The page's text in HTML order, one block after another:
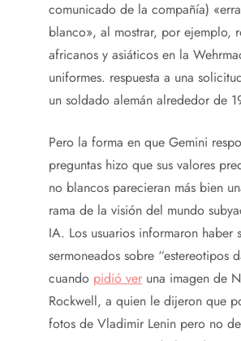
comunicado de la compañía)
blanco», al mostrar, por ejemplo,
africanos y asiáticos en la
uniformes. respuesta a una
un soldado alemán alrededor de
Pero la forma en que Gemini
preguntas hizo que sus valores
no blancos parecieran más bien
rama de la visión del mundo
IA. Los usuarios informaron haber
sermoneados sobre “estereotipos
cuando pidió ver una imagen de
Rockwell, a quien le dijeron que
fotos de Vladimir Lenin pero no